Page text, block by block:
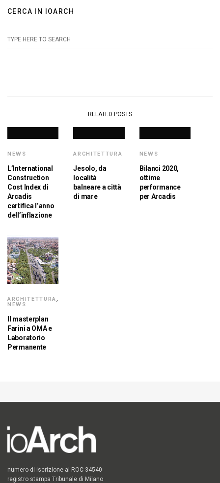
CERCA IN IOARCH
RELATED POSTS
NEWS
L’International
Construction
Cost Index di
Arcadis
certifica l’anno
dell’inflazione
ARCHITETTURA
Jesolo, da
località
balneare a città
di mare
NEWS
Bilanci 2020,
ottime
performance
per Arcadis
ARCHITETTURA,
NEWS
Il masterplan
Farini a OMA e
Laboratorio
Permanente
numero di iscrizione al ROC 34540
registro stampa Tribunale di Milano